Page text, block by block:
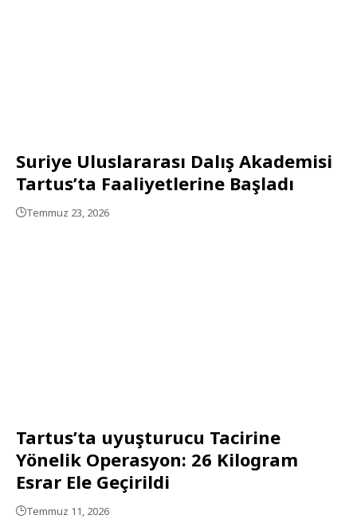
Suriye Uluslararası Dalış Akademisi
Tartus’ta Faaliyetlerine Başladı
Temmuz 23, 2026
Tartus’ta uyuşturucu Tacirine
Yönelik Operasyon: 26 Kilogram
Esrar Ele Geçirildi
Temmuz 11, 2026